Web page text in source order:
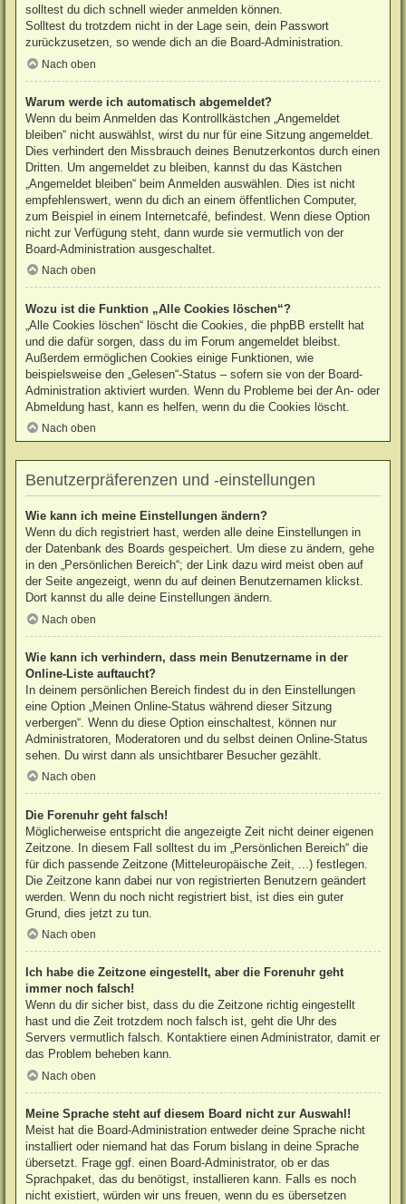
solltest du dich schnell wieder anmelden können.
Solltest du trotzdem nicht in der Lage sein, dein Passwort
zurückzusetzen, so wende dich an die Board-Administration.
Nach oben
Warum werde ich automatisch abgemeldet?
Wenn du beim Anmelden das Kontrollkästchen „Angemeldet
bleiben“ nicht auswählst, wirst du nur für eine Sitzung angemeldet.
Dies verhindert den Missbrauch deines Benutzerkontos durch einen
Dritten. Um angemeldet zu bleiben, kannst du das Kästchen
„Angemeldet bleiben“ beim Anmelden auswählen. Dies ist nicht
empfehlenswert, wenn du dich an einem öffentlichen Computer,
zum Beispiel in einem Internetcafé, befindest. Wenn diese Option
nicht zur Verfügung steht, dann wurde sie vermutlich von der
Board-Administration ausgeschaltet.
Nach oben
Wozu ist die Funktion „Alle Cookies löschen“?
„Alle Cookies löschen“ löscht die Cookies, die phpBB erstellt hat
und die dafür sorgen, dass du im Forum angemeldet bleibst.
Außerdem ermöglichen Cookies einige Funktionen, wie
beispielsweise den „Gelesen“-Status – sofern sie von der Board-
Administration aktiviert wurden. Wenn du Probleme bei der An- oder
Abmeldung hast, kann es helfen, wenn du die Cookies löscht.
Nach oben
Benutzerpräferenzen und -einstellungen
Wie kann ich meine Einstellungen ändern?
Wenn du dich registriert hast, werden alle deine Einstellungen in
der Datenbank des Boards gespeichert. Um diese zu ändern, gehe
in den „Persönlichen Bereich“; der Link dazu wird meist oben auf
der Seite angezeigt, wenn du auf deinen Benutzernamen klickst.
Dort kannst du alle deine Einstellungen ändern.
Nach oben
Wie kann ich verhindern, dass mein Benutzername in der
Online-Liste auftaucht?
In deinem persönlichen Bereich findest du in den Einstellungen
eine Option „Meinen Online-Status während dieser Sitzung
verbergen“. Wenn du diese Option einschaltest, können nur
Administratoren, Moderatoren und du selbst deinen Online-Status
sehen. Du wirst dann als unsichtbarer Besucher gezählt.
Nach oben
Die Forenuhr geht falsch!
Möglicherweise entspricht die angezeigte Zeit nicht deiner eigenen
Zeitzone. In diesem Fall solltest du im „Persönlichen Bereich“ die
für dich passende Zeitzone (Mitteleuropäische Zeit, ...) festlegen.
Die Zeitzone kann dabei nur von registrierten Benutzern geändert
werden. Wenn du noch nicht registriert bist, ist dies ein guter
Grund, dies jetzt zu tun.
Nach oben
Ich habe die Zeitzone eingestellt, aber die Forenuhr geht
immer noch falsch!
Wenn du dir sicher bist, dass du die Zeitzone richtig eingestellt
hast und die Zeit trotzdem noch falsch ist, geht die Uhr des
Servers vermutlich falsch. Kontaktiere einen Administrator, damit er
das Problem beheben kann.
Nach oben
Meine Sprache steht auf diesem Board nicht zur Auswahl!
Meist hat die Board-Administration entweder deine Sprache nicht
installiert oder niemand hat das Forum bislang in deine Sprache
übersetzt. Frage ggf. einen Board-Administrator, ob er das
Sprachpaket, das du benötigst, installieren kann. Falls es noch
nicht existiert, würden wir uns freuen, wenn du es übersetzen